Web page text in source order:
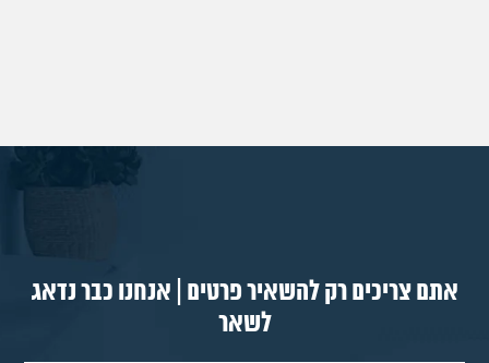
אתם צריכים רק להשאיר פרטים | אנחנו כבר נדאג
לשאר